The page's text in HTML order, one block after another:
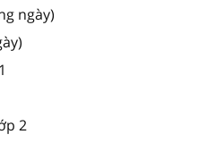
ngày)
2